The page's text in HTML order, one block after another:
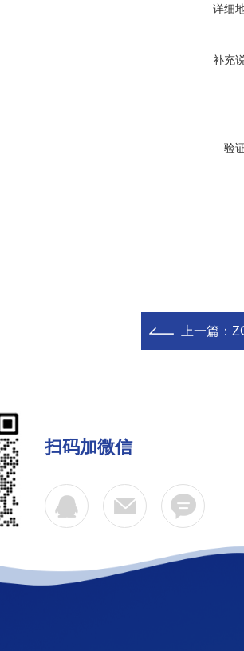
详细
补充
验
上一篇：
扫码加微信